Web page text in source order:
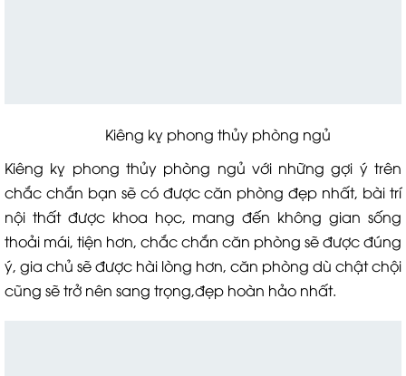
Kiêng kỵ phong thủy phòng ngủ
Kiêng kỵ phong thủy phòng ngủ với những gợi ý trên
chắc chắn bạn sẽ có được căn phòng đẹp nhất, bài trí
nội thất được khoa học, mang đến không gian sống
thoải mái, tiện hơn, chắc chắn căn phòng sẽ được đúng
ý, gia chủ sẽ được hài lòng hơn, căn phòng dù chật chội
cũng sẽ trở nên sang trọng,đẹp hoàn hảo nhất.